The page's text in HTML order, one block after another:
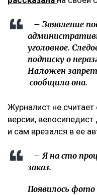
– Заявление
уголовное.
подписку о
Наложен
сообщила она.
Журналист не
версии,
и сам врезался в ее
– Я на сто
заказ.
Появилось фото